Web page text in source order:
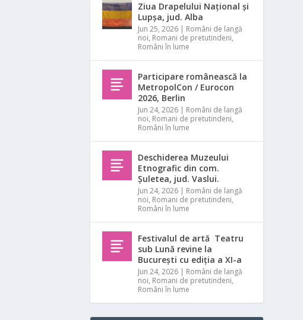
Ziua Drapelului Național și
Lupșa, jud. Alba
Jun 25, 2026 | Români de langă
noi, Romani de pretutindeni,
Români în lume
Participare românească la
MetropolCon / Eurocon
2026, Berlin
Jun 24, 2026 | Români de langă
noi, Romani de pretutindeni,
Români în lume
Deschiderea Muzeului
Etnografic din com.
Șuletea, jud. Vaslui.
Jun 24, 2026 | Români de langă
noi, Romani de pretutindeni,
Români în lume
Festivalul de artă Teatru
sub Lună revine la
București cu ediția a XI-a
Jun 24, 2026 | Români de langă
noi, Romani de pretutindeni,
Români în lume